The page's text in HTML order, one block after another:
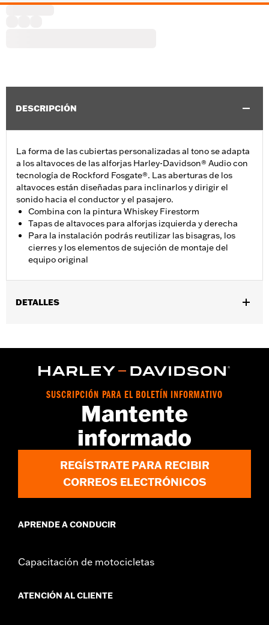
DESCRIPCIÓN
La forma de las cubiertas personalizadas al tono se adapta
a los altavoces de las alforjas Harley-Davidson® Audio con
tecnología de Rockford Fosgate®. Las aberturas de los
altavoces están diseñadas para inclinarlos y dirigir el
sonido hacia el conductor y el pasajero.
Combina con la pintura Whiskey Firestorm
Tapas de altavoces para alforjas izquierda y derecha
Para la instalación podrás reutilizar las bisagras, los
cierres y los elementos de sujeción de montaje del
equipo original
DETALLES
FLHXSTSE que traen el kit de altavoces de alforja Harley-
Davidson Audio con tecnología Rockford Fosgate n.° de pieza
76001291, 76001292, o 76001299.
1 año de garantía limitada – Consulta
para más información
SUSCRIPCIÓN PARA EL BOLETÍN INFORMATIVO
Mantente
informado
REGÍSTRATE PARA RECIBIR
CORREOS ELECTRÓNICOS
APRENDE A CONDUCIR
Capacitación de motocicletas
ATENCIÓN AL CLIENTE